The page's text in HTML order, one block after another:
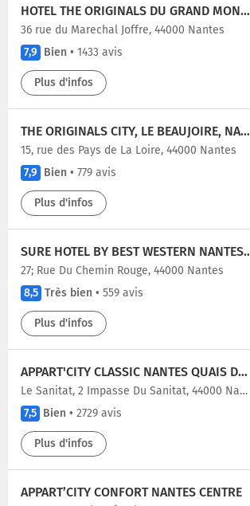
HOTEL THE ORIGINALS DU GRAND MONARQUE NANTES GARE
36 rue du Marechal Joffre, 44000 Nantes
7,9 Bien • 1433 avis
Plus d'infos
THE ORIGINALS CITY, LE BEAUJOIRE, NANTES - EN FACE DU PARC DES EXPOSITIONS ET FACE AU STADE BEAUJOIRE
15, rue des Pays de La Loire, 44000 Nantes
7,9 Bien • 779 avis
Plus d'infos
SURE HOTEL BY BEST
27; Rue Du Chemin Rouge, 44000 Nantes
8,5 Très bien • 559 avis
Plus d'infos
APPART'CITY CLASSIC NANTES QUAIS DE LOIRE
Le Sanitat, 2 Impasse Du Sanitat, 44000 Nantes
7,5 Bien • 2729 avis
Plus d'infos
APPART’CITY CONFORT NANTES CENTRE